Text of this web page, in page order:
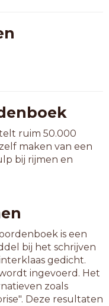
ruim 50.000
maken van een
bij rijmen en
is een
bij het schrijven
gedicht.
ingevoerd. Het
zoals
Deze resultaten